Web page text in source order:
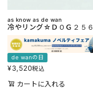
as know as de wan
冷やリング☆ＤＯＧ２５６
de wanの日
¥3,520税込
カートに入れる